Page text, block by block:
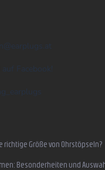
@ earplugs.at
Facebook!
richtige Größe von Ohrstöpseln?
Besonderheiten und